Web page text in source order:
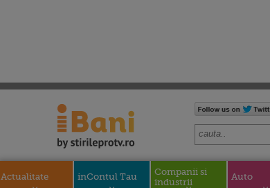
Actualitate inContul Tau
Companii si
industrii
Auto